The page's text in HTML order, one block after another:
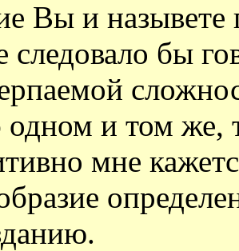
Вы и назывете
следовало бы
и том же,
мне